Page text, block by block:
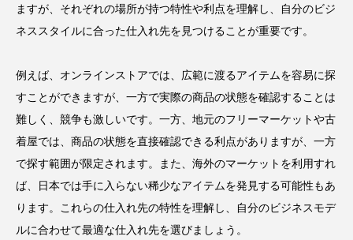
ますが、それぞれの場所が持つ特性や利点を理解し、自分のビジ
ネススタイルに合った仕入れ先を見つけることが重要です。
例えば、オンラインストアでは、広範に渡るアイテムを容易に探
すことができますが、一方で実際の商品の状態を確認することは
難しく、競争も激しいです。一方、地元のフリーマーケットや古
着屋では、商品の状態を直接確認できる利点がありますが、一方
で探す範囲が限定されます。また、海外のマーケットを利用すれ
ば、日本では手に入らない稀少なアイテムを発見する可能性もあ
ります。これらの仕入れ先の特性を理解し、自分のビジネスモデ
ルに合わせて最適な仕入れ先を選びましょう。